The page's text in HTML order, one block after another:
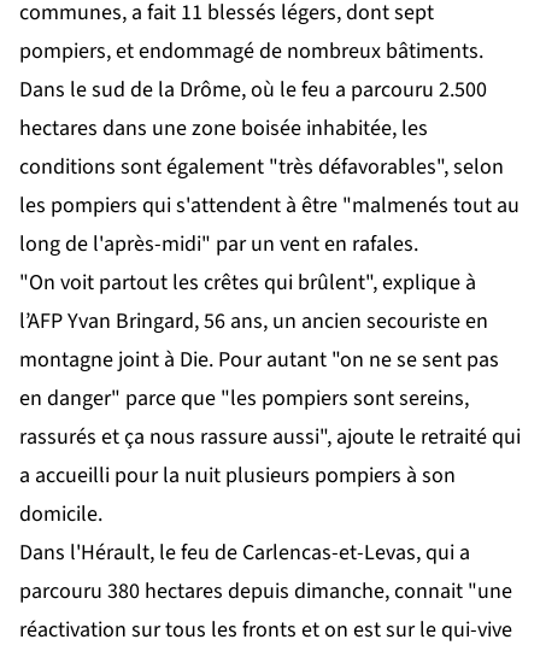
communes, a fait 11 blessés légers, dont sept
pompiers, et endommagé de nombreux bâtiments.
Dans le sud de la Drôme, où le feu a parcouru 2.500
hectares dans une zone boisée inhabitée, les
conditions sont également "très défavorables", selon
les pompiers qui s'attendent à être "malmenés tout au
long de l'après-midi" par un vent en rafales.
"On voit partout les crêtes qui brûlent", explique à
l’AFP Yvan Bringard, 56 ans, un ancien secouriste en
montagne joint à Die. Pour autant "on ne se sent pas
en danger" parce que "les pompiers sont sereins,
rassurés et ça nous rassure aussi", ajoute le retraité qui
a accueilli pour la nuit plusieurs pompiers à son
domicile.
Dans l'Hérault, le feu de Carlencas-et-Levas, qui a
parcouru 380 hectares depuis dimanche, connait "une
réactivation sur tous les fronts et on est sur le qui-vive